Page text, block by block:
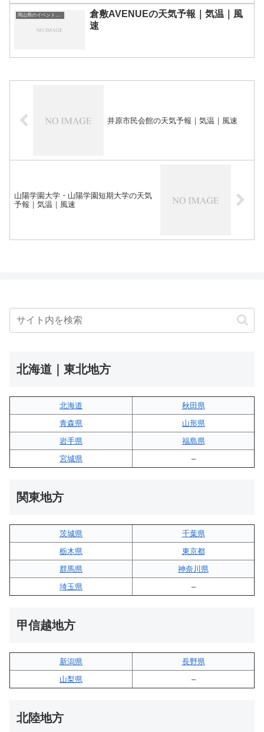
倉敷AVENUEの天気予報｜気温｜風
速
井原市民会館の天気予報｜気温｜風速
山陽学園大学・山陽学園短期大学の天気
予報｜気温｜風速
北海道｜東北地方
北海道
秋田県
青森県
山形県
岩手県
福島県
宮城県
–
関東地方
茨城県
千葉県
栃木県
東京都
群馬県
神奈川県
埼玉県
–
甲信越地方
新潟県
長野県
山梨県
–
北陸地方